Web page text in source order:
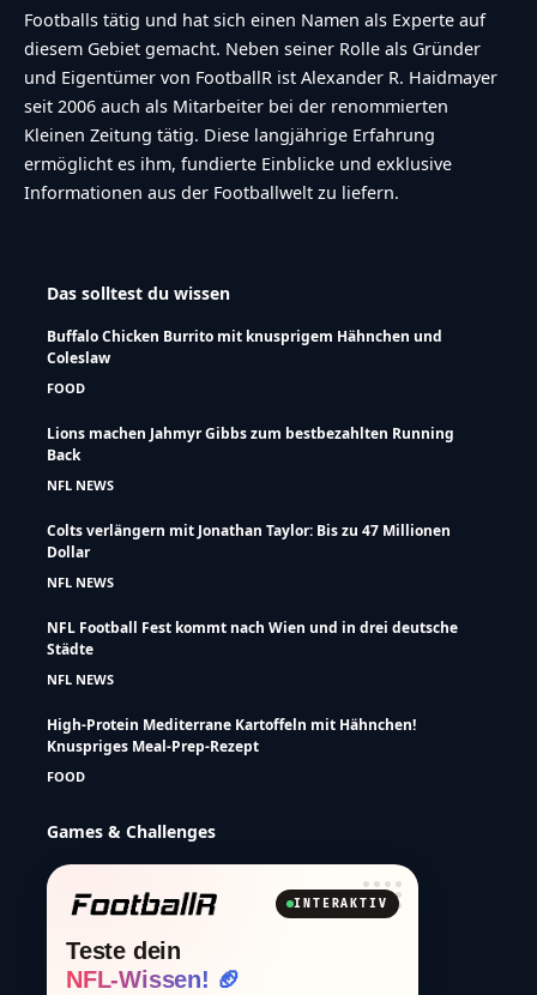
Footballs tätig und hat sich einen Namen als Experte auf
diesem Gebiet gemacht. Neben seiner Rolle als Gründer
und Eigentümer von FootballR ist Alexander R. Haidmayer
seit 2006 auch als Mitarbeiter bei der renommierten
Kleinen Zeitung tätig. Diese langjährige Erfahrung
ermöglicht es ihm, fundierte Einblicke und exklusive
Informationen aus der Footballwelt zu liefern.
Das solltest du wissen
Buffalo Chicken Burrito mit knusprigem Hähnchen und
Coleslaw
FOOD
Lions machen Jahmyr Gibbs zum bestbezahlten Running
Back
NFL NEWS
Colts verlängern mit Jonathan Taylor: Bis zu 47 Millionen
Dollar
NFL NEWS
NFL Football Fest kommt nach Wien und in drei deutsche
Städte
NFL NEWS
High-Protein Mediterrane Kartoffeln mit Hähnchen!
Knuspriges Meal-Prep-Rezept
FOOD
Games & Challenges
INTERAKTIV
Teste dein
NFL-Wissen! 🏈